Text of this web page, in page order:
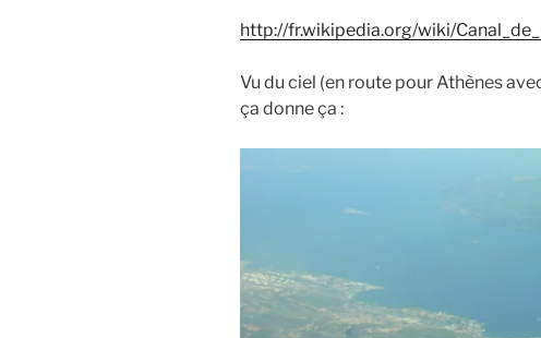
http://fr.wikipedia.org/wiki/
Vu du ciel (en route pour Athènes
ça donne ça :